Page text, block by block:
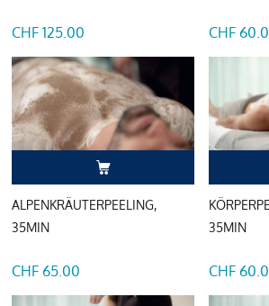
CHF 125.00 CHF
ALPENKRÄUTERPEELING,
35MIN
CHF 65.00
35MIN
CHF